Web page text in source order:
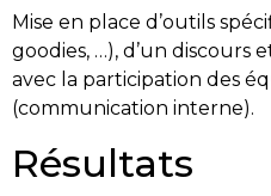
Mise en place d’outils
goodies, …), d’un discours
avec la participation des
(communication interne).
Résultats